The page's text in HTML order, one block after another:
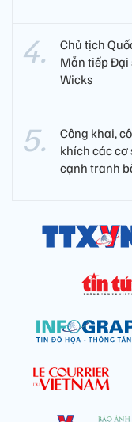
Chủ tịch
Mẫn tiếp Đại
Wicks
Công khai,
khích các cơ
cạnh tranh